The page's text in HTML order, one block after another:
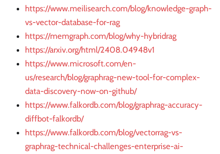
https://www.meilisearch.com/blog/knowledge-graph-
vs-vector-database-for-rag
https://memgraph.com/blog/why-hybridrag
https://arxiv.org/html/2408.04948v1
https://www.microsoft.com/en-
us/research/blog/graphrag-new-tool-for-complex-
data-discovery-now-on-github/
https://www.falkordb.com/blog/graphrag-accuracy-
diffbot-falkordb/
https://www.falkordb.com/blog/vectorrag-vs-
graphrag-technical-challenges-enterprise-ai-